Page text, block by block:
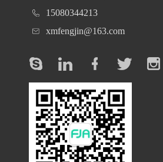
15080344213
xmfengjin@163.com